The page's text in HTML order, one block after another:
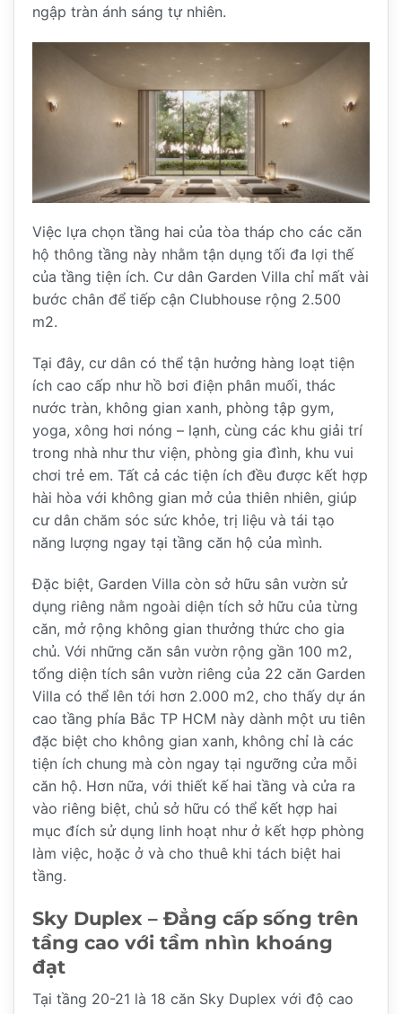
ngập tràn ánh sáng tự nhiên.
Việc lựa chọn tầng hai của tòa tháp cho các căn
hộ thông tầng này nhằm tận dụng tối đa lợi thế
của tầng tiện ích. Cư dân Garden Villa chỉ mất vài
bước chân để tiếp cận Clubhouse rộng 2.500
m2.
Tại đây, cư dân có thể tận hưởng hàng loạt tiện
ích cao cấp như hồ bơi điện phân muối, thác
nước tràn, không gian xanh, phòng tập gym,
yoga, xông hơi nóng – lạnh, cùng các khu giải trí
trong nhà như thư viện, phòng gia đình, khu vui
chơi trẻ em. Tất cả các tiện ích đều được kết hợp
hài hòa với không gian mở của thiên nhiên, giúp
cư dân chăm sóc sức khỏe, trị liệu và tái tạo
năng lượng ngay tại tầng căn hộ của mình.
Đặc biệt, Garden Villa còn sở hữu sân vườn sử
dụng riêng nằm ngoài diện tích sở hữu của từng
căn, mở rộng không gian thưởng thức cho gia
chủ. Với những căn sân vườn rộng gần 100 m2,
tổng diện tích sân vườn riêng của 22 căn Garden
Villa có thể lên tới hơn 2.000 m2, cho thấy dự án
cao tầng phía Bắc TP HCM này dành một ưu tiên
đặc biệt cho không gian xanh, không chỉ là các
tiện ích chung mà còn ngay tại ngưỡng cửa mỗi
căn hộ. Hơn nữa, với thiết kế hai tầng và cửa ra
vào riêng biệt, chủ sở hữu có thể kết hợp hai
mục đích sử dụng linh hoạt như ở kết hợp phòng
làm việc, hoặc ở và cho thuê khi tách biệt hai
tầng.
Sky Duplex – Đẳng cấp sống trên
tầng cao với tầm nhìn khoáng
đạt
Tại tầng 20-21 là 18 căn Sky Duplex với độ cao